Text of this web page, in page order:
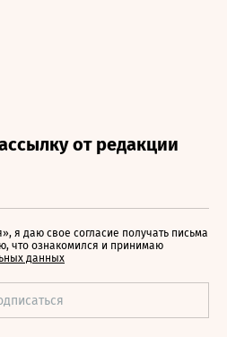
я даю свое согласие получать письма
что ознакомился и принимаю
данных